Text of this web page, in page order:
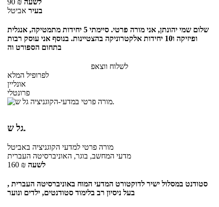
בעיר אביטל
שלום שמי יהונתן, אני מורה פרטי. סיימתי 5 יחידות מתמטיקה, אנגלית
ופיזיקה ו10 יחידות אלקטרוניקה בהצטיינות. בנוסף אני עוסק רבות
בתחום הספורט וה
לשלוח ווצאפ
לפרופיל המלא
אונליין
פרונטלי
גל ש.
מורה פרטי למדעי הקוגניציה באביטל
מדעי המחשב, בוגר, האוניברסיטה העברית
160 ₪ לשעה
סטודנט במסלול ישיר לדוקטורט המדעי המוח באוניברסיטה העברית ,
בעל ניסיון רב בלימוד סטודנטים, ילדים ונוער